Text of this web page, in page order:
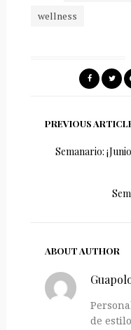
wellness
PREVIOUS
Semanario:
ABOUT AUTHOR
de